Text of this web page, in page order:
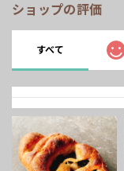
ショップの評価
すべて